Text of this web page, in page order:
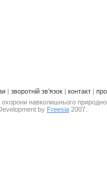
| зворотній зв’язок | контакт |
навколишнього
by Freesia 2007.